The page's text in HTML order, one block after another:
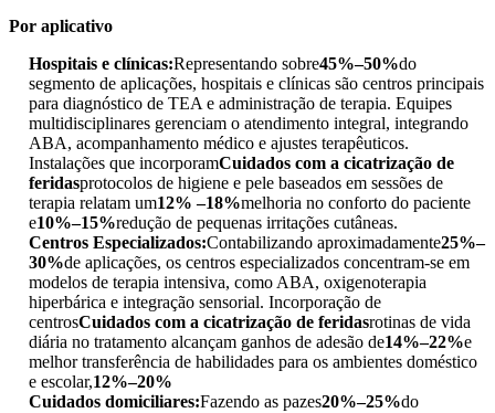
Por aplicativo
Hospitais e clínicas:Representando sobre45%–50%do
segmento de aplicações, hospitais e clínicas são centros principais
para diagnóstico de TEA e administração de terapia. Equipes
multidisciplinares gerenciam o atendimento integral, integrando
ABA, acompanhamento médico e ajustes terapêuticos.
Instalações que incorporamCuidados com a cicatrização de
feridasprotocolos de higiene e pele baseados em sessões de
terapia relatam um12% –18%melhoria no conforto do paciente
e10%–15%redução de pequenas irritações cutâneas.
Centros Especializados:Contabilizando aproximadamente25%–
30%de aplicações, os centros especializados concentram-se em
modelos de terapia intensiva, como ABA, oxigenoterapia
hiperbárica e integração sensorial. Incorporação de
centrosCuidados com a cicatrização de feridasrotinas de vida
diária no tratamento alcançam ganhos de adesão de14%–22%e
melhor transferência de habilidades para os ambientes doméstico
e escolar,12%–20%
Cuidados domiciliares:Fazendo as pazes20%–25%do